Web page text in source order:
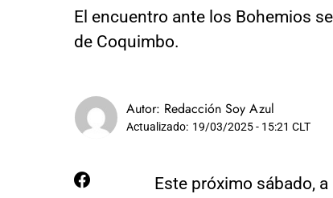
El encuentro ante los Bohemios
de Coquimbo.
Autor: Redacción Soy Azul
Actualizado: 19/03/2025 - 15:21 CLT
Este próximo sábado,